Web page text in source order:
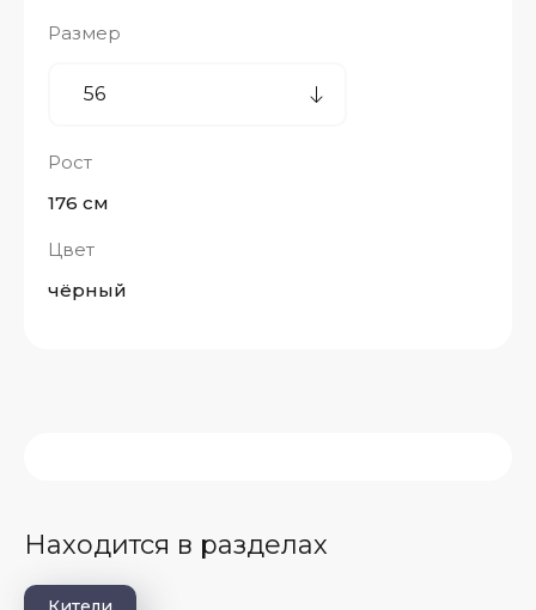
Размер
Рост
176 см
Цвет
чёрный
Находится в разделах